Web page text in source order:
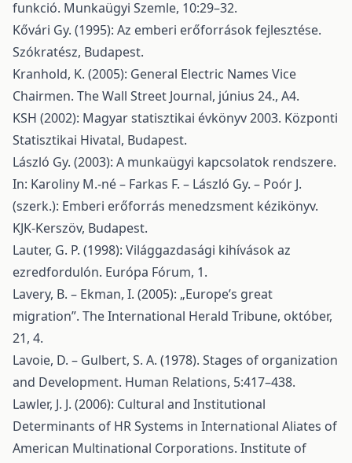
funkció. Munkaügyi Szemle, 10:29–32.
Kővári Gy. (1995): Az emberi erőforrások fejlesztése.
Szókratész, Budapest.
Kranhold, K. (2005): General Electric Names Vice
Chairmen. The Wall Street Journal, június 24., A4.
KSH (2002): Magyar statisztikai évkönyv 2003. Központi
Statisztikai Hivatal, Budapest.
László Gy. (2003): A munkaügyi kapcsolatok rendszere.
In: Karoliny M.-né – Farkas F. – László Gy. – Poór J.
(szerk.): Emberi erőforrás menedzsment kézikönyv.
KJK-Kerszöv, Budapest.
Lauter, G. P. (1998): Világgazdasági kihívások az
ezredfordulón. Európa Fórum, 1.
Lavery, B. – Ekman, I. (2005): „Europe’s great
migration”. The International Herald Tribune, október,
21, 4.
Lavoie, D. – Gulbert, S. A. (1978). Stages of organization
and Development. Human Relations, 5:417–438.
Lawler, J. J. (2006): Cultural and Institutional
Determinants of HR Systems in International Aliates of
American Multinational Corporations. Institute of